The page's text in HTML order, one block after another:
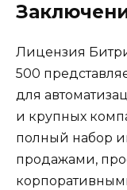
Лицензия
500
для
и крупных
полный набор
продажами,